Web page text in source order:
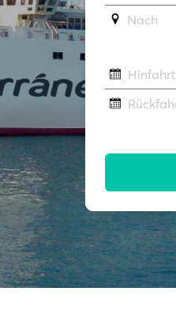
Νach
Hinfahrt